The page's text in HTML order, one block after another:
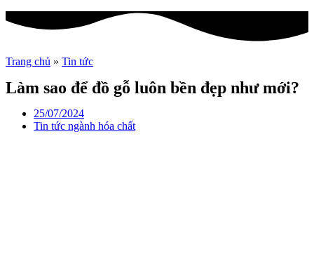
Trang chủ » Tin tức
Làm sao để đồ gỗ luôn bền đẹp như mới?
25/07/2024
Tin tức ngành hóa chất